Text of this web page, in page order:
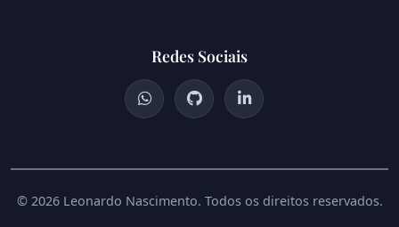
Redes Sociais
© 2026 Leonardo Nascimento. Todos os direitos reservados.